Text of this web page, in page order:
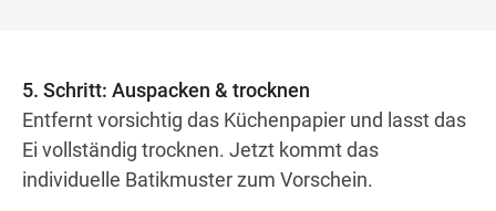
5. Schritt: Auspacken & trocknen
Entfernt vorsichtig das Küchenpapier und lasst das
Ei vollständig trocknen. Jetzt kommt das
individuelle Batikmuster zum Vorschein.